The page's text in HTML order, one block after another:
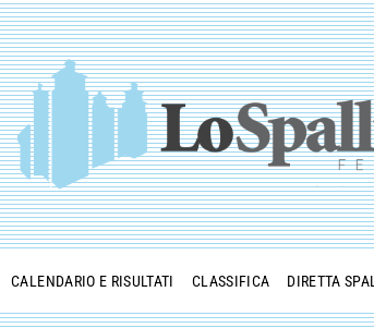
CALENDARIO E RISULTATI CLASSIFICA DIRETTA SPAL